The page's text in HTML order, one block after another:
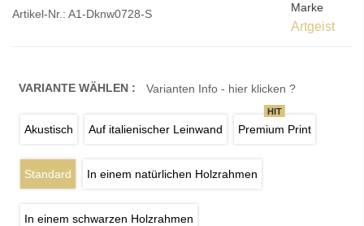
Artikel-Nr.: A1-Dknw0728-S Marke
Artgeist
VARIANTE WÄHLEN : Varianten Info - hier klicken ?
Akustisch Auf italienischer Leinwand Premium Print
HIT
Standard In einem natürlichen Holzrahmen
In einem schwarzen Holzrahmen